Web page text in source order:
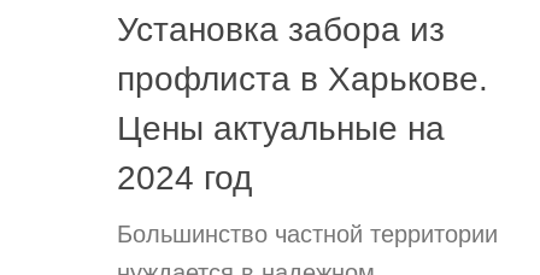
Установка забора из
профлиста в Харькове.
Цены актуальные на
2024 год
Большинство частной территории